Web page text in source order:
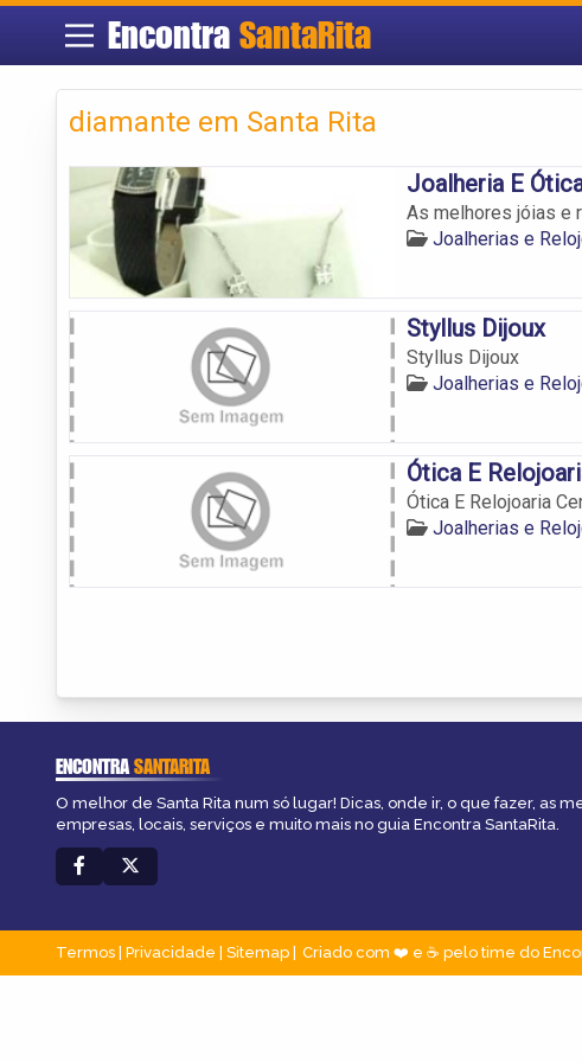
Encontra SantaRita
diamante em Santa Rita
Joalheria E
As melhores jóias e
Joalherias e
Styllus Dijoux
Styllus Dijoux
Joalherias e
Ótica E
Ótica E Relojoaria
Joalherias e
ENCONTRASANTARITA
O melhor de Santa Rita num só lugar! Dicas, onde ir, o que fazer, as
empresas, locais, serviços e muito mais no guia Encontra SantaRita.
Termos Privacidade Sitemap Criado com ❤️ e ☕ pelo time do